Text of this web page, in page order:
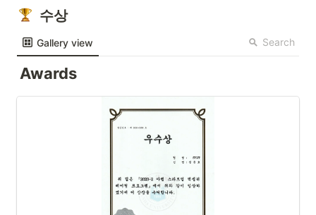
수상
Gallery view Search
Awards